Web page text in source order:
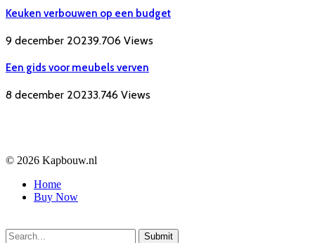
Keuken verbouwen op een budget
9 december 20239.706 Views
Een gids voor meubels verven
8 december 20233.746 Views
© 2026 Kapbouw.nl
Home
Buy Now
Submit